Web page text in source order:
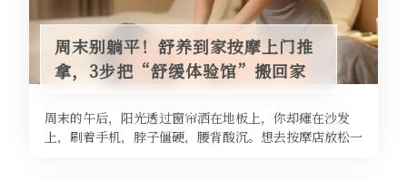
周末别躺平！舒养到家按摩上门推
拿，3步把“舒缓体验馆”搬回家
周末的午后，阳光透过窗帘洒在地板上，你却瘫在沙发
上，刷着手机，脖子僵硬，腰背酸沉。想去按摩店放松一